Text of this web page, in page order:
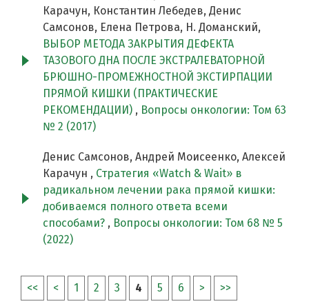
Карачун, Константин Лебедев, Денис
Самсонов, Елена Петрова, Н. Доманский,
ВЫБОР МЕТОДА ЗАКРЫТИЯ ДЕФЕКТА
ТАЗОВОГО ДНА ПОСЛЕ ЭКСТРАЛЕВАТОРНОЙ
БРЮШНО-ПРОМЕЖНОСТНОЙ ЭКСТИРПАЦИИ
ПРЯМОЙ КИШКИ (ПРАКТИЧЕСКИЕ
РЕКОМЕНДАЦИИ) , Вопросы онкологии: Том 63
№ 2 (2017)
Денис Самсонов, Андрей Моисеенко, Алексей
Карачун , Стратегия «Watch & Wait» в
радикальном лечении рака прямой кишки:
добиваемся полного ответа всеми
способами? , Вопросы онкологии: Том 68 № 5
(2022)
<< < 1 2 3 4 5 6 > >>